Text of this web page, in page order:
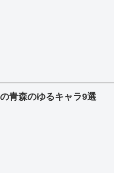
青森のゆるキャラ9選